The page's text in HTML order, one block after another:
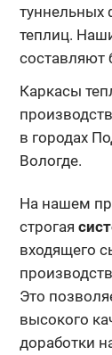
теплиц.
составляют
Каркасы
в городах
Вологде.
На нашем
строгая
входящего
Это
высокого
доработки